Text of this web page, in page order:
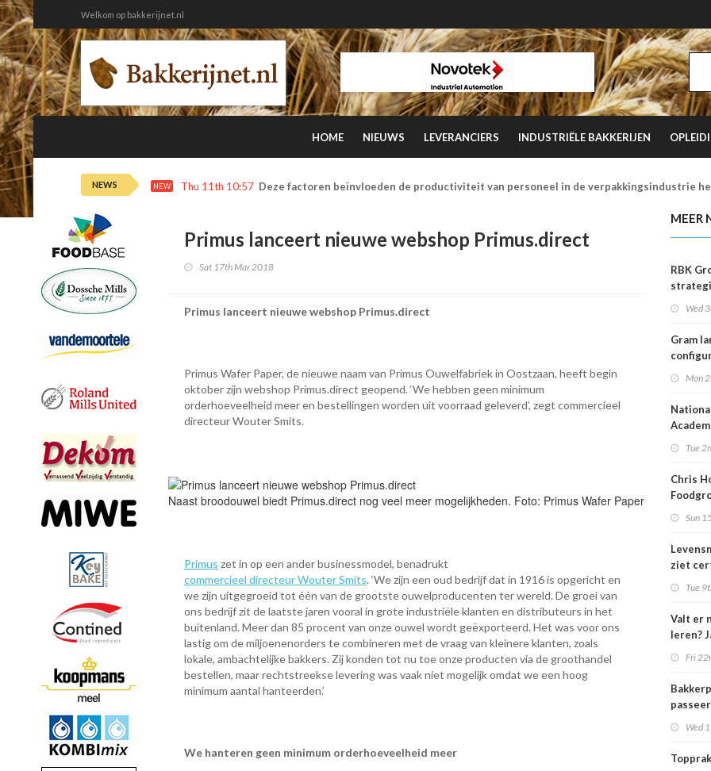
Welkom op bakkerijnet.nl
HOME NIEUWS LEVERANCIERS INDUSTRIËLE BAKKERIJEN
NEWS NEW Thu 11th 10:57 Deze factoren beïnvloeden de productiviteit van personeel in de verpakkingsindustrie
Primus lanceert nieuwe webshop Primus.direct
Sat 17th Mar 2018
Primus lanceert nieuwe webshop Primus.direct
Primus Wafer Paper, de nieuwe naam van Primus Ouwelfabriek in Oostzaan, heeft begin
oktober zijn webshop Primus.direct geopend. ‘We hebben geen minimum
orderhoeveelheid meer en bestellingen worden uit voorraad geleverd’, zegt commercieel
directeur Wouter Smits.
Naast broodouwel biedt Primus.direct nog veel meer mogelijkheden. Foto: Primus Wafer Paper
Primus zet in op een ander businessmodel, benadrukt
commercieel directeur Wouter Smits. ‘We zijn een oud bedrijf dat in 1916 is opgericht en
we zijn uitgegroeid tot één van de grootste ouwelproducenten ter wereld. De groei van
ons bedrijf zit de laatste jaren vooral in grote industriële klanten en distributeurs in het
buitenland. Meer dan 85 procent van onze ouwel wordt geëxporteerd. Het was voor ons
lastig om de miljoenenorders te combineren met de vraag van kleinere klanten, zoals
lokale, ambachtelijke bakkers. Zij konden tot nu toe onze producten via de groothandel
bestellen, maar rechtstreekse levering was vaak niet mogelijk omdat we een hoog
minimum aantal hanteerden.’
We hanteren geen minimum orderhoeveelheid meer
MEER
RBK
Verhoef
Wed
Gram
Mon
Tue
Chris
Sun
ziet
Tue
Valt er
leren?
Fri
Wed